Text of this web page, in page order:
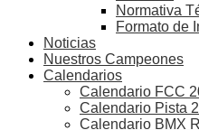
Normativa
Formato de
Noticias
Nuestros Campeones
Calendarios
Calendario FCC
Calendario Pista
Calendario BMX